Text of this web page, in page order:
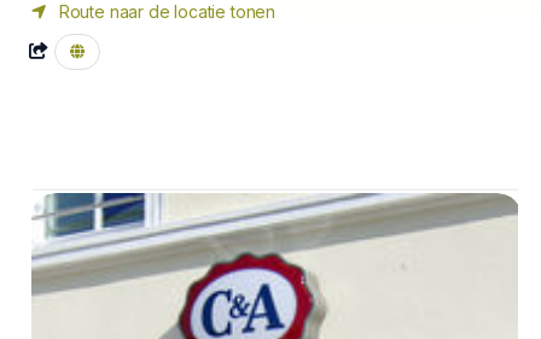
Route naar de locatie tonen